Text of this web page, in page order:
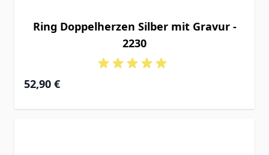
Ring Doppelherzen Silber mit Gravur -
2230
52,90 €